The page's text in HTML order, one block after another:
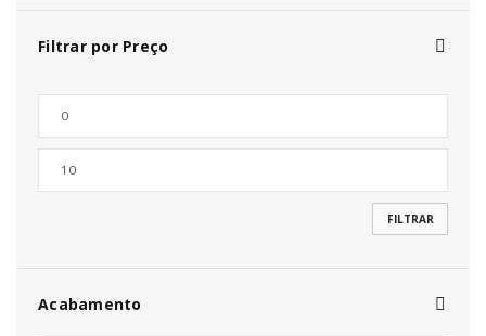
Filtrar por Preço
FILTRAR
Acabamento